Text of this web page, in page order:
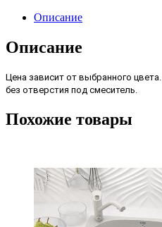
Описание
Описание
Цена зависит от выбранного цвета.
без отверстия под смеситель.
Похожие товары